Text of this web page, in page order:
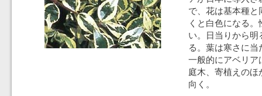
で、花は基本種と
くと白色になる
い。日当りから明
る。葉は寒さに
一般的にアベリア
庭木、寄植えのほ
向く。